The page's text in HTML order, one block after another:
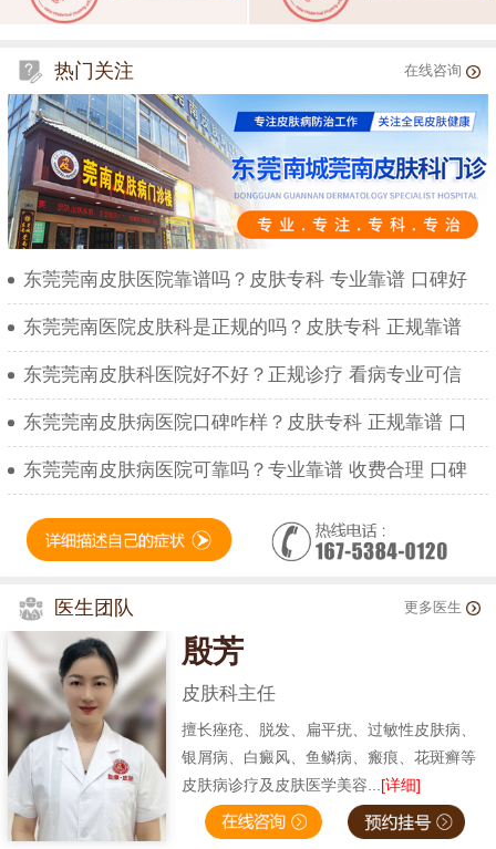
热门关注 在线咨询
东莞莞南皮肤医院靠谱吗？皮肤专科 专业靠谱 口碑好
东莞莞南医院皮肤科是正规的吗？皮肤专科 正规靠谱
东莞莞南皮肤科医院好不好？正规诊疗 看病专业可信
东莞莞南皮肤病医院口碑咋样？皮肤专科 正规靠谱 口
东莞莞南皮肤病医院可靠吗？专业靠谱 收费合理 口碑
医生团队 更多医生
殷芳
皮肤科主任
擅长痤疮、脱发、扁平疣、过敏性皮肤病、
银屑病、白癜风、鱼鳞病、瘢痕、花斑癣等
皮肤病诊疗及皮肤医学美容... [详细]